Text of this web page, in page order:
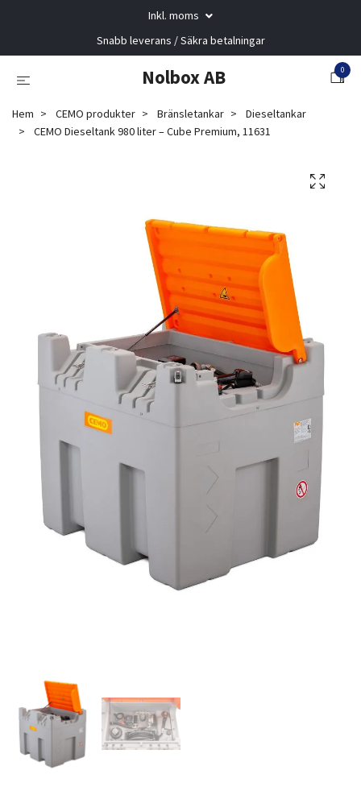
Inkl. moms
Snabb leverans / Säkra betalningar
Nolbox AB 0
Hem CEMO produkter Bränsletankar
Dieseltankar
CEMO Dieseltank 980 liter – Cube Premium, 11631